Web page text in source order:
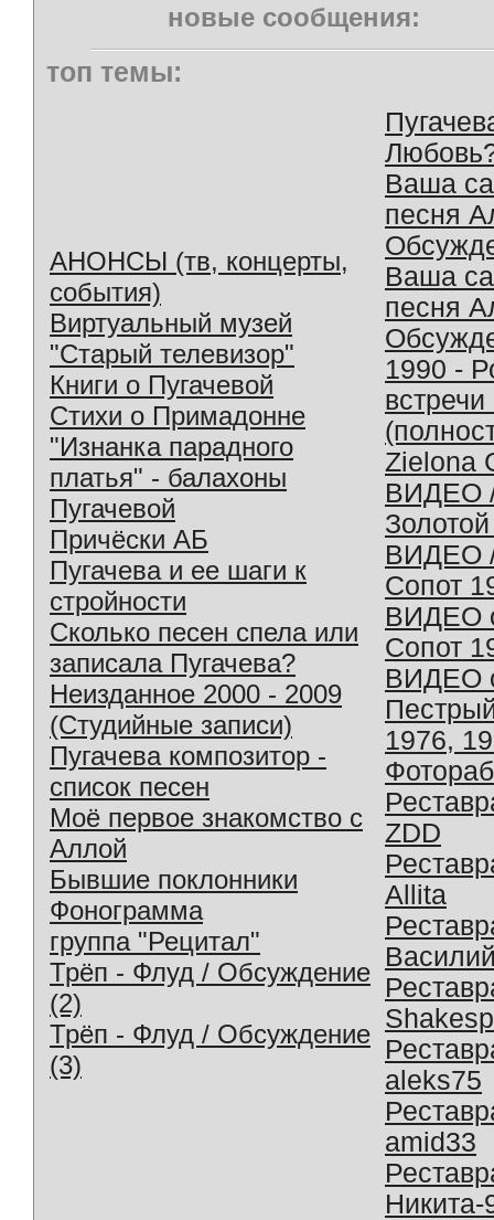
новые сообщения:
топ темы:
АНОНСЫ (тв, концерты,
события)
Виртуальный музей
"Старый телевизор"
Книги о Пугачевой
Стихи о Примадонне
"Изнанка парадного
платья" - балахоны
Пугачевой
Причёски АБ
Пугачева и ее шаги к
стройности
Сколько песен спела или
записала Пугачева?
Неизданное 2000 - 2009
(Студийные записи)
Пугачева композитор -
список песен
Моё первое знакомство с
Аллой
Бывшие поклонники
Фонограмма
группа "Рецитал"
Трёп - Флуд / Обсуждение
(2)
Трёп - Флуд / Обсуждение
(3)
Ваша
песня
Ваша
песня
1990 -
Zielona
ВИДЕО
ВИДЕО
Сопот
ВИДЕО
Сопот
ВИДЕО
1976,
ZDD
Allita
aleks75
amid33
Никита-